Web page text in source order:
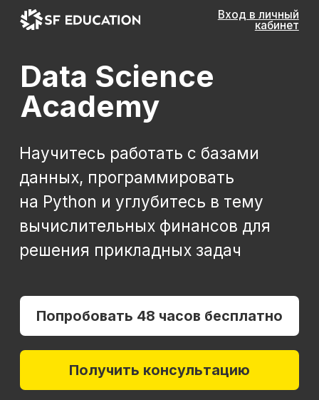
Academy
Научитесь работать с базами
данных, программировать
на Python и углубитесь в тему
вычислительных финансов для
решения прикладных задач
*Все иностранные термины и названия
вы можете найти с расшифровкой
на отдельной странице
Попробовать 48 часов бесплатно